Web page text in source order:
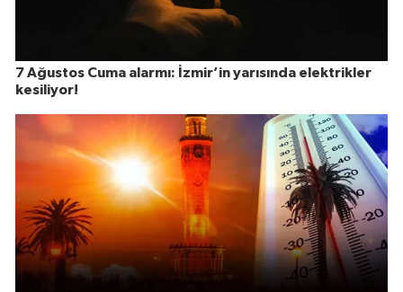
7 Ağustos Cuma alarmı: İzmir’in yarısında elektrikler
kesiliyor!